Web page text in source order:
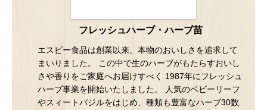
フレッシュハーブ・ハーブ苗
エスビー食品は創業以来、本物のおいしさを追求して
まいりました。 この中で生のハーブがもたらすおいし
さや香りをご家庭へお届けすべく 1987年にフレッシュ
ハーブ事業を開始いたしました。 人気のベビーリーフ
やスィートバジルをはじめ、種類も豊富なハーブ30数